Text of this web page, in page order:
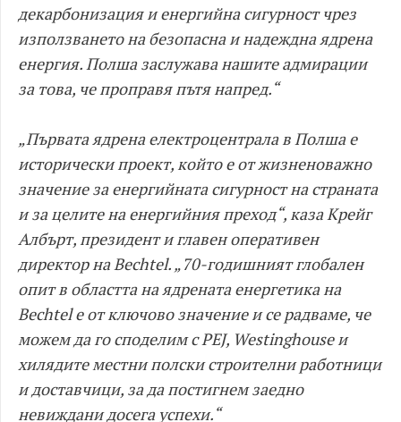
декарбонизация и енергийна сигурност чрез
използването на безопасна и надеждна ядрена
енергия. Полша заслужава нашите адмирации
за това, че проправя пътя напред.“
„Първата ядрена електроцентрала в Полша е
исторически проект, който е от жизненоважно
значение за енергийната сигурност на страната
и за целите на енергийния преход“, каза Крейг
Албърт, президент и главен оперативен
директор на Bechtel. „70-годишният глобален
опит в областта на ядрената енергетика на
Bechtel е от ключово значение и се радваме, че
можем да го споделим с PEJ, Westinghouse и
хилядите местни полски строителни работници
и доставчици, за да постигнем заедно
невиждани досега успехи.“